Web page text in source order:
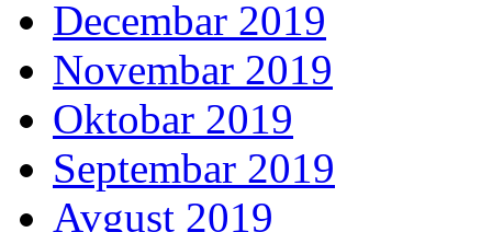
Decembar 2019
Novembar 2019
Oktobar 2019
Septembar 2019
Avgust 2019